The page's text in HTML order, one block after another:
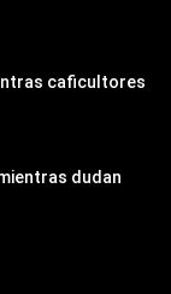
caficultores
dudan